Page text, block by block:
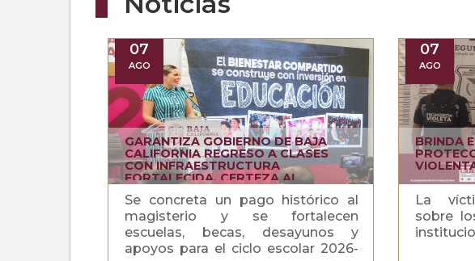
07
AGO
GARANTIZA GOBIERNO DE BAJA
CALIFORNIA REGRESO A CLASES
CON INFRAESTRUCTURA
FORTALECIDA, CERTEZA AL
Se concreta un pago histórico al
magisterio y se fortalecen
escuelas, becas, desayunos y
apoyos para el ciclo escolar 2026-
07
AGO
BRINDA
La
sobre